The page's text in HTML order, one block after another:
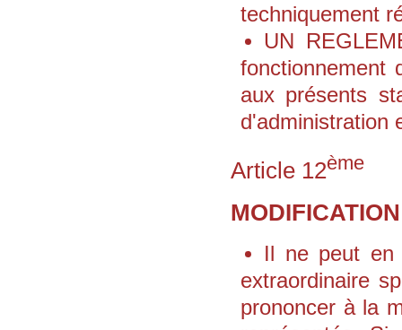
techniquement
UN
fonctionnement
aux présents
d'administration
Article 12ème
Il ne peut en
extraordinaire
prononcer à la